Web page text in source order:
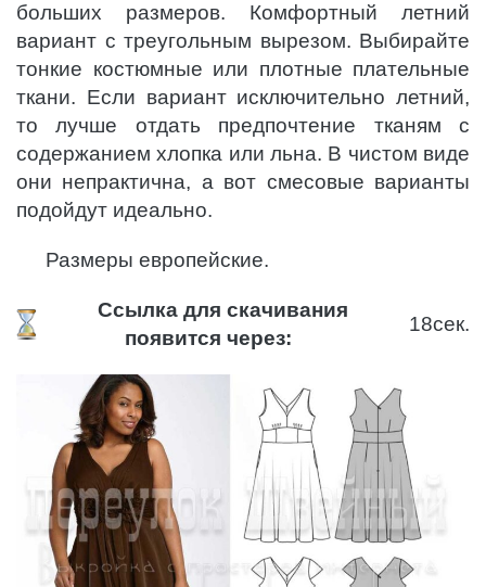
больших размеров. Комфортный летний
вариант с треугольным вырезом. Выбирайте
тонкие костюмные или плотные плательные
ткани. Если вариант исключительно летний,
то лучше отдать предпочтение тканям с
содержанием хлопка или льна. В чистом виде
они непрактична, а вот смесовые варианты
подойдут идеально.
Размеры европейские.
Ссылка для скачивания
появится через:
18сек.